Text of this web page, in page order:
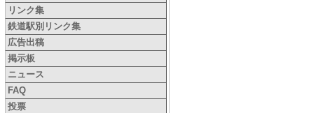
リンク集
鉄道駅別リンク集
広告出稿
掲示板
ニュース
FAQ
投票